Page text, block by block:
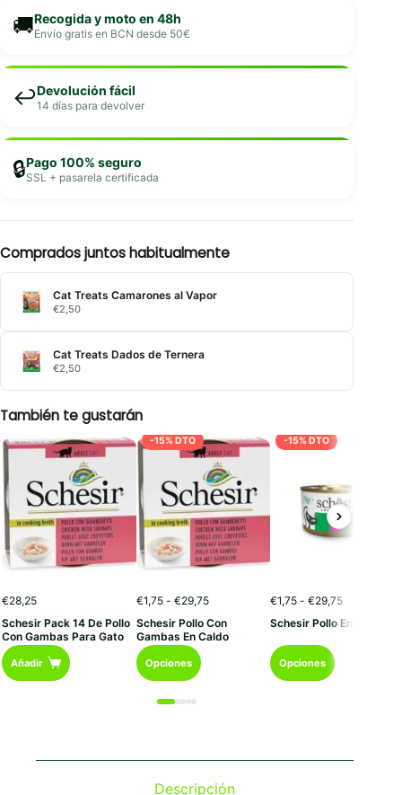
🚚Recogida y moto en 48h
Envío gratis en BCN desde 50€
↩️Devolución fácil
14 días para devolver
🔒Pago 100% seguro
SSL + pasarela certificada
Comprados juntos habitualmente
Cat Treats Camarones al Vapor
€2,50
Cat Treats Dados de Ternera
€2,50
También te gustarán
€28,25
Schesir Pack 14 De Pollo
Con Gambas Para Gato
Añadir
-15% DTO
€1,75 - €29,75Rango
precios:
desde
Schesir Pollo Con
Gambas En Caldo
Opciones
Este
producto
múltiples
opciones
-15% DTO
€1,75 - €29,75Rango
precios:
Schesir Pollo En Caldo
Opciones
Este
producto
opciones
Descripción